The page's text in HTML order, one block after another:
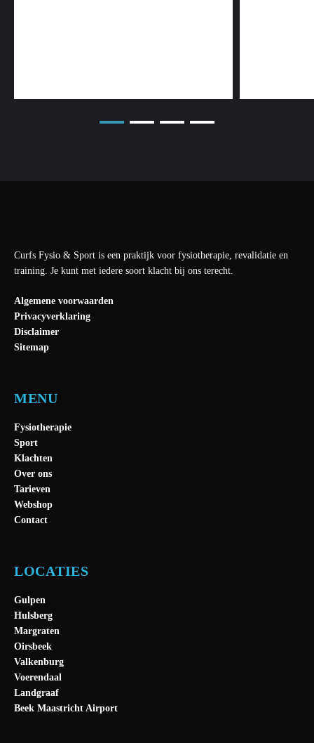
Curfs Fysio & Sport is een praktijk voor fysiotherapie, revalidatie en
training. Je kunt met iedere soort klacht bij ons terecht.
Algemene voorwaarden
Privacyverklaring
Disclaimer
Sitemap
MENU
Fysiotherapie
Sport
Klachten
Over ons
Tarieven
Webshop
Contact
LOCATIES
Gulpen
Hulsberg
Margraten
Oirsbeek
Valkenburg
Voerendaal
Landgraaf
Beek Maastricht Airport